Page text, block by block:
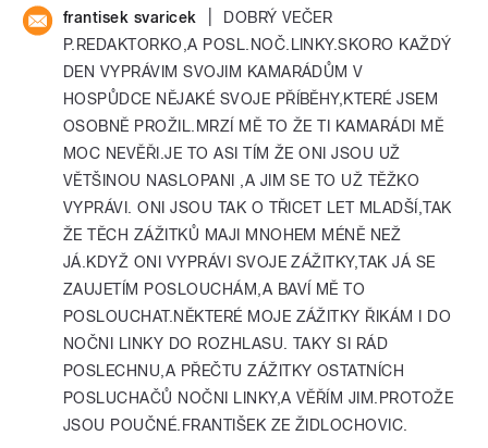
frantisek svaricek
DOBRÝ VEČER
P.REDAKTORKO,A POSL.NOČ.LINKY.SKORO KAŽDÝ
DEN VYPRÁVIM SVOJIM KAMARÁDŮM V
HOSPŮDCE NĚJAKÉ SVOJE PŘÍBĚHY,KTERÉ JSEM
OSOBNĚ PROŽIL.MRZÍ MĚ TO ŽE TI KAMARÁDI MĚ
MOC NEVĚŘI.JE TO ASI TÍM ŽE ONI JSOU UŽ
VĚTŠINOU NASLOPANI ,A JIM SE TO UŽ TĚŽKO
VYPRÁVI. ONI JSOU TAK O TŘICET LET MLADŠÍ,TAK
ŽE TĚCH ZÁŽITKŮ MAJI MNOHEM MÉNĚ NEŽ
JÁ.KDYŽ ONI VYPRÁVI SVOJE ZÁŽITKY,TAK JÁ SE
ZAUJETÍM POSLOUCHÁM,A BAVÍ MĚ TO
POSLOUCHAT.NĚKTERÉ MOJE ZÁŽITKY ŘIKÁM I DO
NOČNI LINKY DO ROZHLASU. TAKY SI RÁD
POSLECHNU,A PŘEČTU ZÁŽITKY OSTATNÍCH
POSLUCHAČŮ NOČNI LINKY,A VĚŘÍM JIM.PROTOŽE
JSOU POUČNÉ.FRANTIŠEK ZE ŽIDLOCHOVIC.